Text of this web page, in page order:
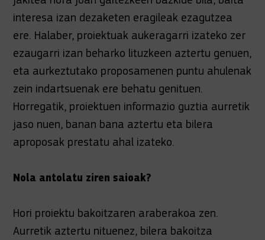
interesa izan dezaketen eragileak ezagutzea
ere. Halaber, proiektuak aukeragarri izateko zer
ezaugarri izan beharko lituzkeen aztertu genuen,
eta aurkeztutako proposamenen puntu ahulenak
zein indartsuenak ere behatu genituen.
Horregatik, proiektuen informazio guztia aurretik
jaso nuen, banan bana aztertu eta bilera
aproposak prestatu ahal izateko.
Nola antolatu ziren saioak?
Hori proiektu bakoitzaren araberakoa zen.
Aurretik aztertu nituenez, bilera bakoitza